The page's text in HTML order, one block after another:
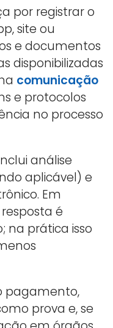
por registrar o
site ou
e documentos
disponibilizadas
comunicação
e protocolos
no processo
análise
aplicável) e
Em
é
na prática isso
pagamento,
prova e, se